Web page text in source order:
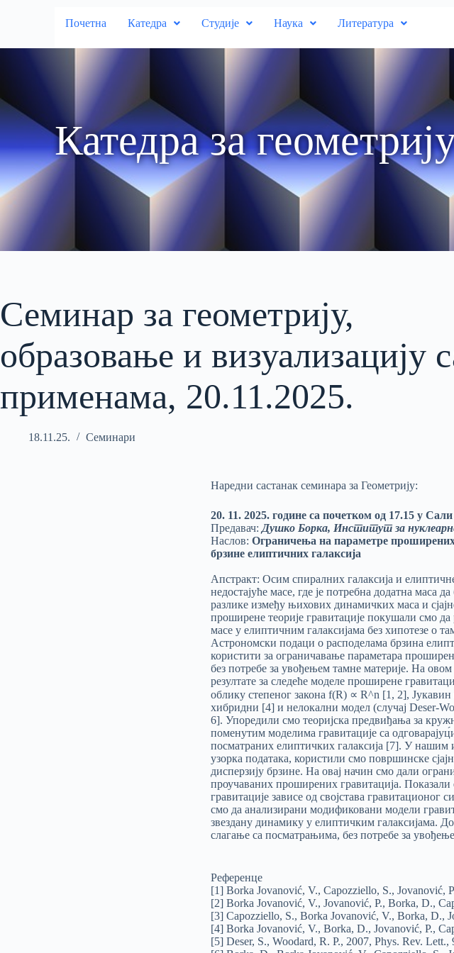
Почетна Катедра Студије Наука Литература
Катедра за
Семинар за геометрију,
образовање и визуализацију
применама, 20.11.2025.
18.11.25. Семинари
Наредни састанак семинара за Геометрију:
20. 11. 2025. године са почетком од 17.15 у
Предавач: Душко Борка, Институт за
Наслов: Ограничења на параметре проширених
брзине елиптичних галаксија
Апстракт: Осим спиралних галаксија и
недостајуће масе, где је потребна додатна маса
разлике између њихових динамичких маса и
проширене теорије гравитације покушали смо
масе у елиптичним галаксијама без хипотезе о
Астрономски подаци о расподелама брзина
користити за ограничавање параметара
без потребе за увођењем тамне материје. На
резултате за следеће моделе проширене
облику степеног закона f(R) ∝ R^n [1, 2], Јукавин
хибридни [4] и нелокални модел (случај Deser-
6]. Упоредили смо теоријска предвиђања за
поменутим моделима гравитације са
посматраних елиптичких галаксија [7]. У нашим
узорка података, користили смо површинске
дисперзију брзине. На овај начин смо дали
проучаваних проширених гравитација. Показали
гравитације зависе од својстава гравитационог
смо да анализирани модификовани модели
звездану динамику у елиптичким галаксијама.
слагање са посматрањима, без потребе за
Референце
[1] Borka Jovanović, V., Capozziello, S., Jovanović,
[2] Borka Jovanović, V., Jovanović, P., Borka, D.,
[3] Capozziello, S., Borka Jovanović, V., Borka, D.,
[4] Borka Jovanović, V., Borka, D., Jovanović, P.,
[5] Deser, S., Woodard, R. P., 2007, Phys. Rev. Lett.,